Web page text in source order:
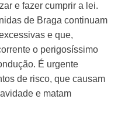
e fazer cumprir a lei.
de Braga continuam
e que,
o perigosíssimo
É urgente
de risco, que causam
e matam